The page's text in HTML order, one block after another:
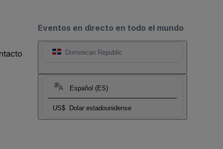
Eventos en directo en todo el mundo
Dominican Republic
Español (ES)
US$ Dolar estadounidense